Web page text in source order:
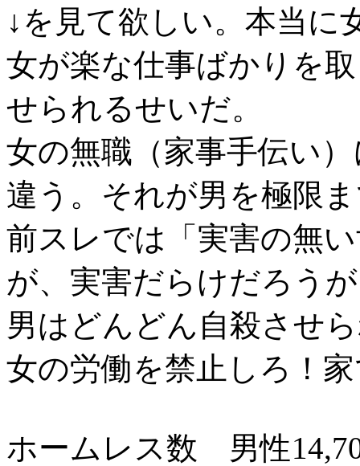
↓を見て欲しい。本当に
女が楽な仕事ばかりを
せられるせいだ。
女の無職（家事手伝い
違う。それが男を極限
前スレでは「実害の無
が、実害だらけだろう
男はどんどん自殺させ
女の労働を禁止しろ！
ホームレス数 男性